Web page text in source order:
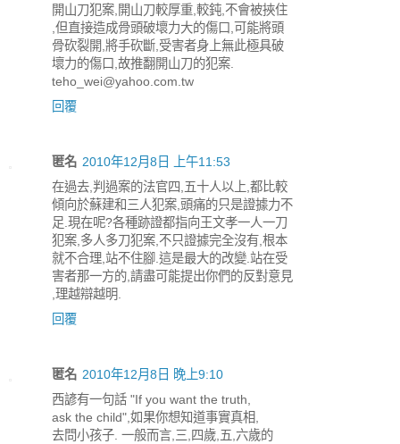
開山刀犯案,開山刀較厚重,較鈍,不會被挾住
,但直接造成骨頭破壞力大的傷口,可能將頭
骨砍裂開,將手砍斷,受害者身上無此極具破
壞力的傷口,故推翻開山刀的犯案.
teho_wei@yahoo.com.tw
回覆
匿名 2010年12月8日 上午11:53
在過去,判過案的法官四,五十人以上,都比較
傾向於蘇建和三人犯案,頭痛的只是證據力不
足.現在呢?各種跡證都指向王文孝一人一刀
犯案,多人多刀犯案,不只證據完全沒有,根本
就不合理,站不住腳.這是最大的改變.站在受
害者那一方的,請盡可能提出你們的反對意見
,理越辯越明.
回覆
匿名 2010年12月8日 晚上9:10
西諺有一句話 "If you want the truth,
ask the child",如果你想知道事實真相,
去問小孩子. 一般而言,三,四歲,五,六歲的